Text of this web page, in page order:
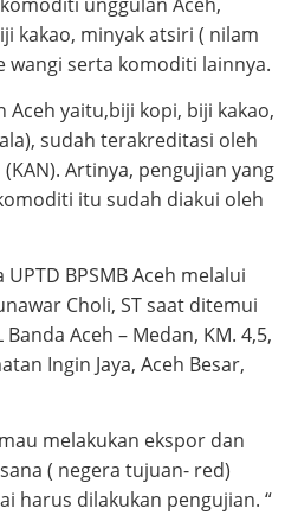
kakao, minyak atsiri ( nilam
wangi serta komoditi lainnya.
yaitu,biji kopi, biji kakao,
sudah terakreditasi oleh
Artinya, pengujian yang
itu sudah diakui oleh
BPSMB Aceh melalui
Choli, ST saat ditemui
Aceh – Medan, KM. 4,5,
Ingin Jaya, Aceh Besar,
melakukan ekspor dan
( negera tujuan- red)
harus dilakukan pengujian. “